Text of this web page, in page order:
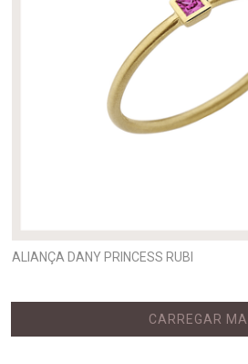
ALIANÇA DANY PRINCESS RUBI
CARREGAR